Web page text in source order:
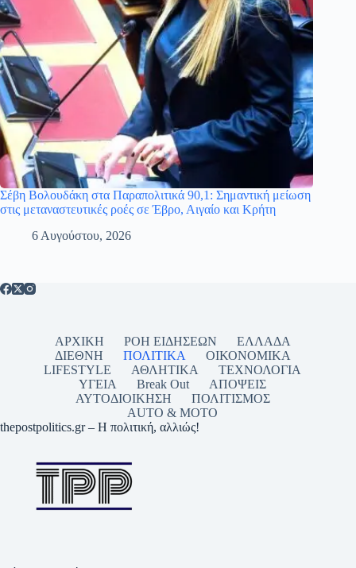
Σέβη Βολουδάκη στα Παραπολιτικά 90,1: Σημαντική μείωση
στις μεταναστευτικές ροές σε Έβρο, Αιγαίο και Κρήτη
6 Αυγούστου, 2026
ΑΡΧΙΚΗ ΡΟΗ ΕΙΔΗΣΕΩΝ
ΕΛΛΑΔΑ
ΔΙΕΘΝΗ
ΠΟΛΙΤΙΚΑ
ΟΙΚΟΝΟΜΙΚΑ
LIFESTYLE
ΑΘΛΗΤΙΚΑ
ΤΕΧΝΟΛΟΓΙΑ
ΥΓΕΙΑ
Break Out
ΑΠΟΨΕΙΣ
ΑΥΤΟΔΙΟΙΚΗΣΗ
ΠΟΛΙΤΙΣΜΟΣ
AUTO & MOTO
thepostpolitics.gr – Η πολιτική, αλλιώς!